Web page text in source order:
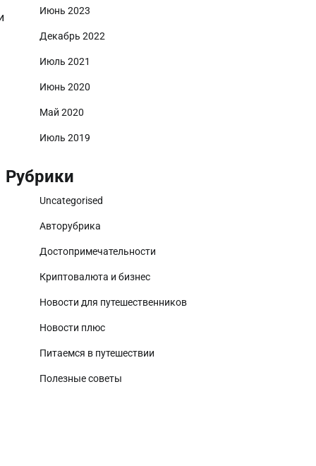
Июнь 2023
Декабрь 2022
Июль 2021
Июнь 2020
Май 2020
Июль 2019
Рубрики
Uncategorised
Авторубрика
Достопримечательности
Криптовалюта и бизнес
Новости для путешественников
Новости плюс
Питаемся в путешествии
Полезные советы